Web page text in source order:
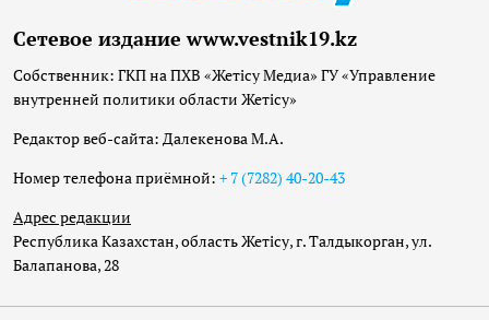
Сетевое издание www.vestnik19.kz
Собственник: ГКП на ПХВ «Жетісу Медиа» ГУ «Управление
внутренней политики области Жетісу»
Редактор веб-сайта: Далекенова М.А.
Номер телефона приёмной: + 7 (7282) 40-20-43
Адрес редакции
Республика Казахстан, область Жетісу, г. Талдыкорган, ул.
Балапанова, 28